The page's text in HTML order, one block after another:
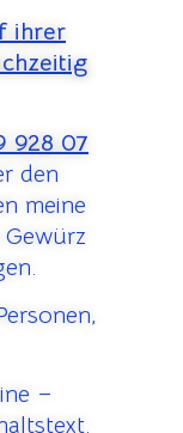
ihrer
928 07
den
meine
–